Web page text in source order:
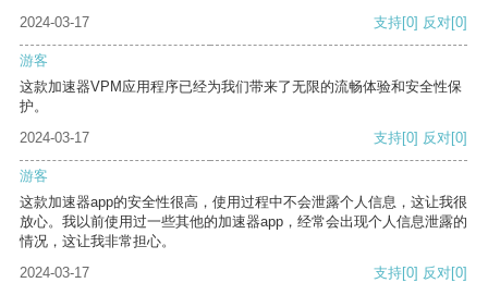
2024-03-17
支持[0] 反对[0]
游客
这款加速器VPM应用程序已经为我们带来了无限的流畅体验和安全性保
护。
2024-03-17
支持[0] 反对[0]
游客
这款加速器app的安全性很高，使用过程中不会泄露个人信息，这让我很
放心。我以前使用过一些其他的加速器app，经常会出现个人信息泄露的
情况，这让我非常担心。
2024-03-17
支持[0] 反对[0]